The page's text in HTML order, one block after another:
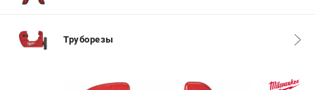
Труборезы